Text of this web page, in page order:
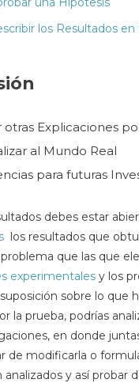
los Resultados
otras Explicaciones
al Mundo Real
para futuras
debes estar
los resultados que
que las que
experimentales y los
sobre lo que
la prueba, podrías
en donde
de modificarla o
analizados y así probar